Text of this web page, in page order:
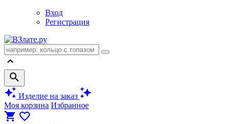
Вход
Регистрация
keyboard_arrow_up
search
auto_awesome Изделие на заказ auto_awesome
Моя корзина Избранное
shopping_cart favorite_border